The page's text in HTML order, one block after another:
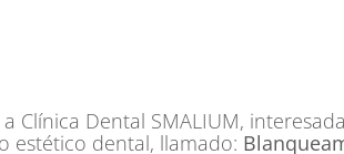
Clínica Dental SMALIUM,
estético dental, llamado: